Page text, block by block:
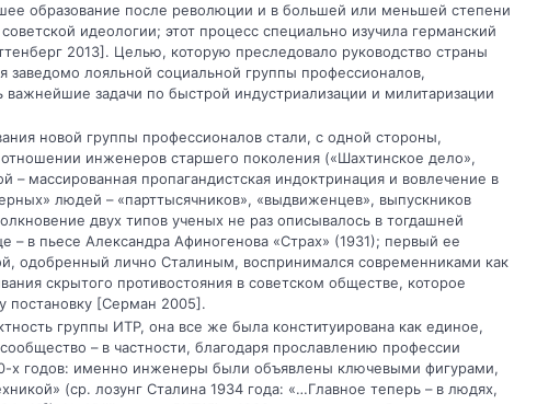
образование после революции и в большей или меньшей степени
идеологии; этот процесс специально изучила германский
2013]. Целью, которую преследовало руководство страны
заведомо лояльной социальной группы профессионалов,
важнейшие задачи по быстрой индустриализации и милитаризации
новой группы профессионалов стали, с одной стороны,
инженеров старшего поколения («Шахтинское дело»,
– массированная пропагандистская индоктринация и вовлечение в
людей – «парттысячников», «выдвиженцев», выпускников
двух типов ученых не раз описывалось в тогдашней
– в пьесе Александра Афиногенова «Страх» (1931); первый ее
одобренный лично Сталиным, воспринимался современниками как
скрытого противостояния в советском обществе, которое
постановку [Серман 2005].
группы ИТР, она все же была конституирована как единое,
– в частности, благодаря прославлению профессии
х годов: именно инженеры были объявлены ключевыми фигурами,
(ср. лозунг Сталина 1934 года: «…Главное теперь – в людях,